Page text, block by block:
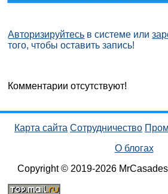
Авторизируйтесь в системе или
того, чтобы оставить запись!
Комментарии отсутствуют!
Карта сайта Сотрудничество
О блогах
Copyright © 2019-2026